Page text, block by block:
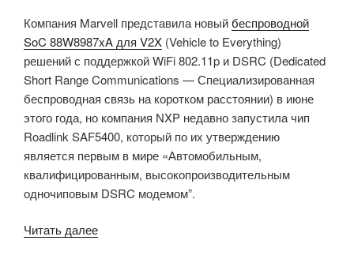
Компания Marvell представила новыйбеспроводной
SoC 88W8987xA для V2X (Vehicle to Everything)
решений с поддержкой WiFi 802.11p и DSRC (Dedicated
Short Range Communications — Специализированная
беспроводная связь на коротком расстоянии) в июне
этого года, но компания NXP недавно запустила чип
Roadlink SAF5400, который по их утверждению
является первым в мире «Автомобильным,
квалифицированным, высокопроизводительным
одночиповым DSRC модемом”.
Читать далее«NXP